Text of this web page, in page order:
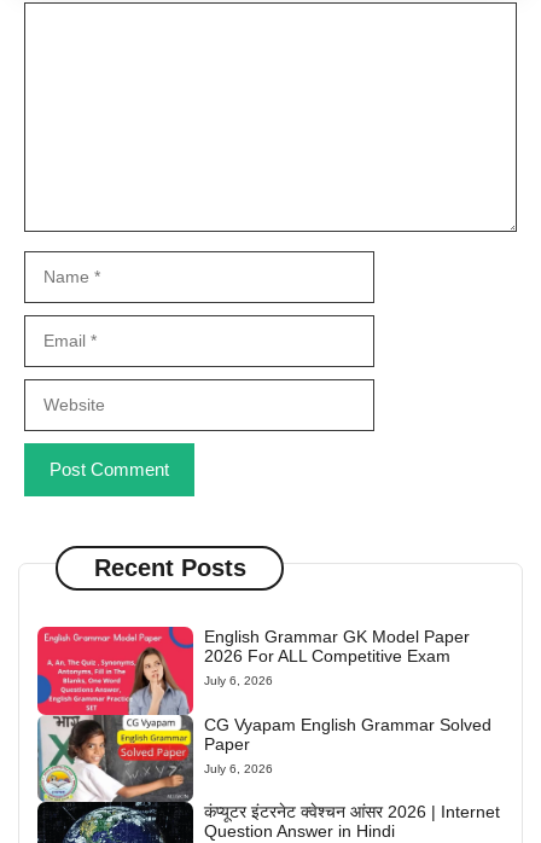
Recent Posts
English Grammar GK Model Paper
2026 For ALL Competitive Exam
July 6, 2026
CG Vyapam English Grammar Solved
Paper
July 6, 2026
कंप्यूटर इंटरनेट क्वेश्चन आंसर 2026 | Internet
Question Answer in Hindi